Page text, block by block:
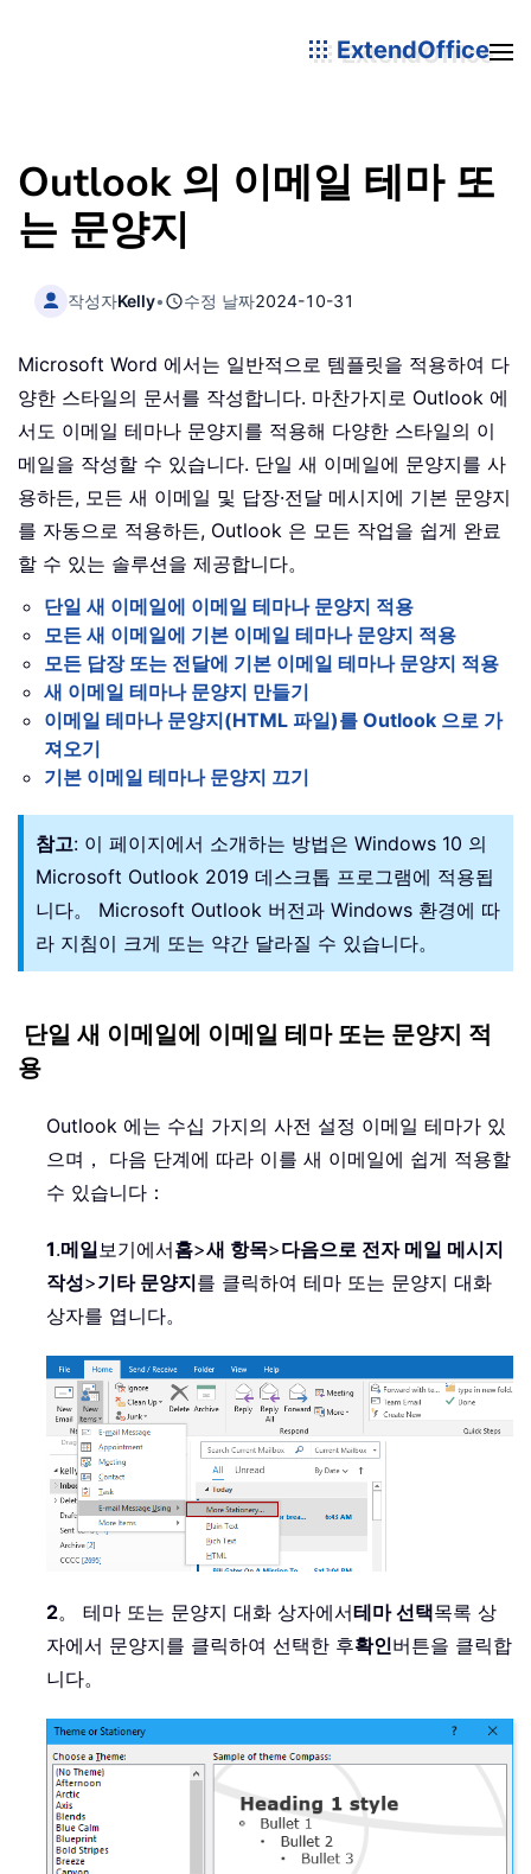
ExtendOffice
Outlook 의 이메일 테마 또
는 문양지
작성자Kelly• 수정 날짜2024-10-31
Microsoft Word 에서는 일반적으로 템플릿을 적용하여 다
양한 스타일의 문서를 작성합니다. 마찬가지로 Outlook 에
서도 이메일 테마나 문양지를 적용해 다양한 스타일의 이
메일을 작성할 수 있습니다. 단일 새 이메일에 문양지를 사
용하든, 모든 새 이메일 및 답장·전달 메시지에 기본 문양지
를 자동으로 적용하든, Outlook 은 모든 작업을 쉽게 완료
할 수 있는 솔루션을 제공합니다。
단일 새 이메일에 이메일 테마나 문양지 적용
모든 새 이메일에 기본 이메일 테마나 문양지 적용
모든 답장 또는 전달에 기본 이메일 테마나 문양지 적용
새 이메일 테마나 문양지 만들기
이메일 테마나 문양지(HTML 파일)를 Outlook 으로 가
져오기
기본 이메일 테마나 문양지 끄기
참고: 이 페이지에서 소개하는 방법은 Windows 10 의
Microsoft Outlook 2019 데스크톱 프로그램에 적용됩
니다。 Microsoft Outlook 버전과 Windows 환경에 따
라 지침이 크게 또는 약간 달라질 수 있습니다。
단일 새 이메일에 이메일 테마 또는 문양지 적
용
Outlook 에는 수십 가지의 사전 설정 이메일 테마가 있
으며， 다음 단계에 따라 이를 새 이메일에 쉽게 적용할
수 있습니다：
1.메일보기에서홈>새 항목>다음으로 전자 메일 메시지
작성>기타 문양지를 클릭하여 테마 또는 문양지 대화
상자를 엽니다。
2。 테마 또는 문양지 대화 상자에서테마 선택목록 상
자에서 문양지를 클릭하여 선택한 후확인버튼을 클릭합
니다。